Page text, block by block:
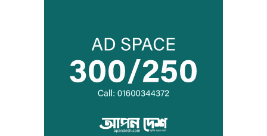
আজ দেশে স্বর্ণের ভরি কত
ড্রেন নির্মাণ কাজে ধীরগতি, চরম বিপাকে
ব্যবসায়ীরা